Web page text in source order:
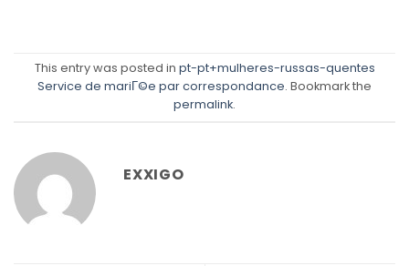
This entry was posted in pt-pt+mulheres-russas-quentes
Service de mariГ©e par correspondance. Bookmark the
permalink.
EXXIGO